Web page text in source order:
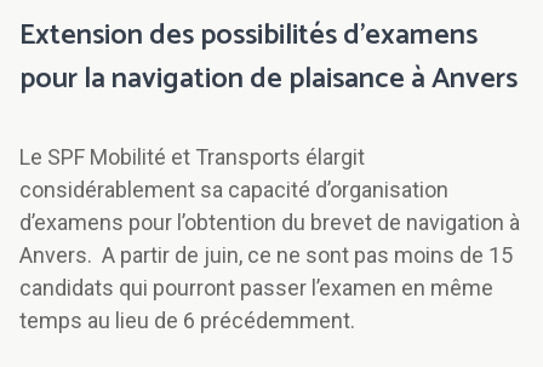
Extension des possibilités d’examens
pour la navigation de plaisance à Anvers
Le SPF Mobilité et Transports élargit
considérablement sa capacité d’organisation
d’examens pour l’obtention du brevet de navigation à
Anvers. A partir de juin, ce ne sont pas moins de 15
candidats qui pourront passer l’examen en même
temps au lieu de 6 précédemment.